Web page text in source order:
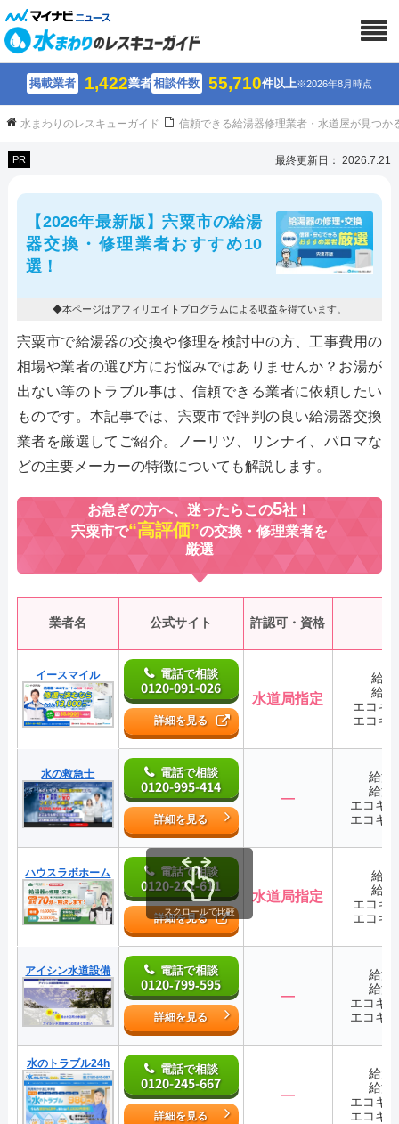
掲載業者 1,422業者相談件数 55,710件以上※2026年8月時点
水まわりのレスキューガイド 信頼できる給湯器修理業者・水道屋が見つか
PR 最終更新日： 2026.7.21
【2026年最新版】宍粟市の給湯
器交換・修理業者おすすめ10
選！
◆本ページはアフィリエイトプログラムによる収益を得ています。
宍粟市で給湯器の交換や修理を検討中の方、工事費用の
相場や業者の選び方にお悩みではありませんか？お湯が
出ない等のトラブル事は、信頼できる業者に依頼したい
ものです。本記事では、宍粟市で評判の良い給湯器交換
業者を厳選してご紹介。ノーリツ、リンナイ、パロマな
どの主要メーカーの特徴についても解説します。
お急ぎの方へ、迷ったらこの5社！
宍粟市で“高評価”の交換・修理業者を
厳選
業者名 公式サイト 許認可・資格
イースマイル 電話で相談
0120-091-026
詳細を見る
水道局指定
給
給
エコキ
エコキ
水の救急士 電話で相談
0120-995-414
詳細を見る
―
給湯
給湯
エコキ
エコキ
ハウスラボホーム 電話で相談
0120-221-611
詳細を見る
水道局指定
給
給
エコキ
エコキ
アイシン水道設備 電話で相談
0120‐799‐595
詳細を見る
―
給湯
給湯
エコキ
エコキ
水のトラブル24h 電話で相談
0120-245-667
詳細を見る
―
給湯
給湯
エコキ
エコキ
スクロールで比較